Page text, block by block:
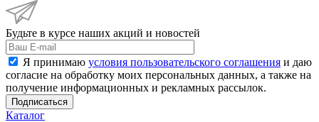
Будьте в курсе наших акций и новостей
Я принимаю условия пользовательского соглашения и даю
согласие на обработку моих персональных данных, а также на
получение информационных и рекламных рассылок.
Подписаться
Каталог